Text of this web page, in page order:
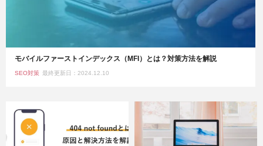
モバイルファーストインデックス（MFI）とは？対策方法を解説
SEO対策 最終更新日：2024.12.10